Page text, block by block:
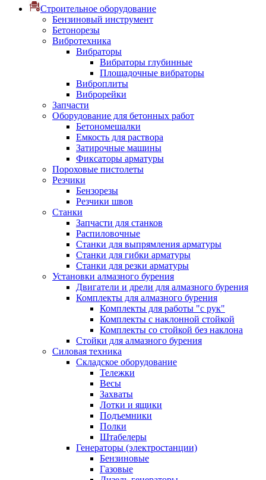
Строительное оборудование
Бензиновый инструмент
Бетонорезы
Вибротехника
Вибраторы
Вибраторы глубинные
Площадочные вибраторы
Виброплиты
Виброрейки
Запчасти
Оборудование для бетонных работ
Бетономешалки
Емкость для раствора
Затирочные машины
Фиксаторы арматуры
Пороховые пистолеты
Резчики
Бензорезы
Резчики швов
Станки
Запчасти для станков
Распиловочные
Станки для выпрямления арматуры
Станки для гибки арматуры
Станки для резки арматуры
Установки алмазного бурения
Двигатели и дрели для алмазного бурения
Комплекты для алмазного бурения
Комплекты для работы "с рук"
Комплекты с наклонной стойкой
Комплекты со стойкой без наклона
Стойки для алмазного бурения
Силовая техника
Складское оборудование
Тележки
Весы
Захваты
Лотки и ящики
Подъемники
Полки
Штабелеры
Генераторы (электростанции)
Бензиновые
Газовые